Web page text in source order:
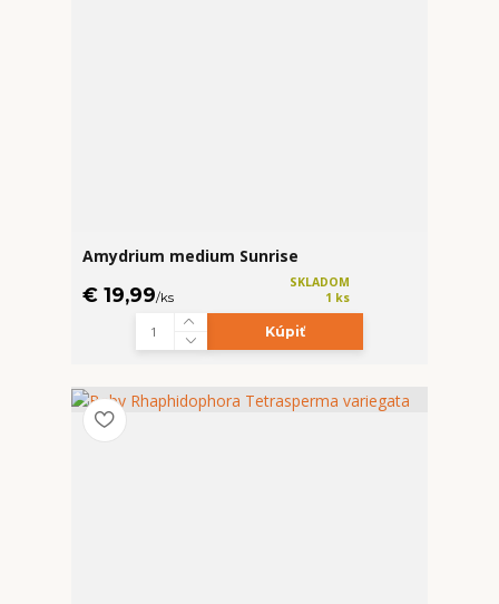
Amydrium medium Sunrise
€ 19,99/ks
SKLADOM
1 ks
Kúpiť